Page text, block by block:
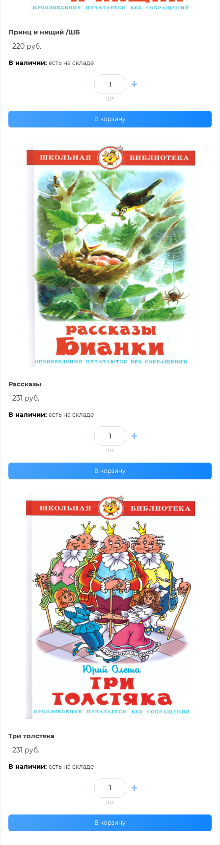
Принц и нищий /ШБ
220 руб.
В наличии: есть на складе
шт
В корзину
Рассказы
231 руб.
В наличии: есть на складе
шт
В корзину
Три толстяка
231 руб.
В наличии: есть на складе
шт
В корзину